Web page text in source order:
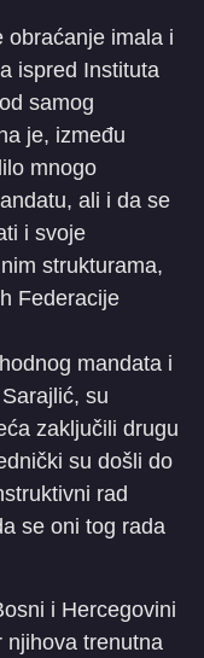
obraćanje imala i
ispred Instituta
samog
je, između
mnogo
ali i da se
i svoje
strukturama,
Federacije
mandata i
su
zaključili drugu
su došli do
rad
se oni tog rada
i Hercegovini
njihova trenutna